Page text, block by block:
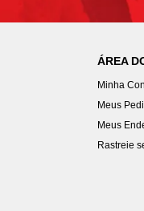
ÁREA
Minha
Meus
Meus
Rastreie